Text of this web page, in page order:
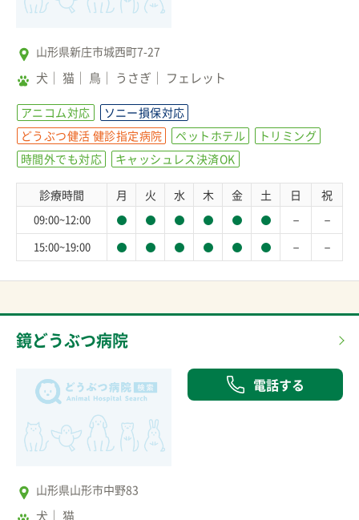
山形県新庄市城西町7-27
犬 猫 鳥 うさぎ フェレット
アニコム対応
ソニー損保対応
どうぶつ健活 健診指定病院
ペットホテル
トリミング
時間外でも対応
キャッシュレス決済OK
診療時間 月 火 水 木 金 土 日 祝
09:00~12:00 － －
15:00~19:00 － －
鏡どうぶつ病院
電話する
山形県山形市中野83
犬 猫